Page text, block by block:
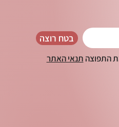
בטח רוצה
התפוצה תנאי האתר